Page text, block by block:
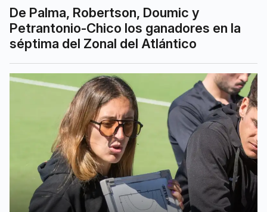
De Palma, Robertson, Doumic y
Petrantonio-Chico los ganadores en la
séptima del Zonal del Atlántico